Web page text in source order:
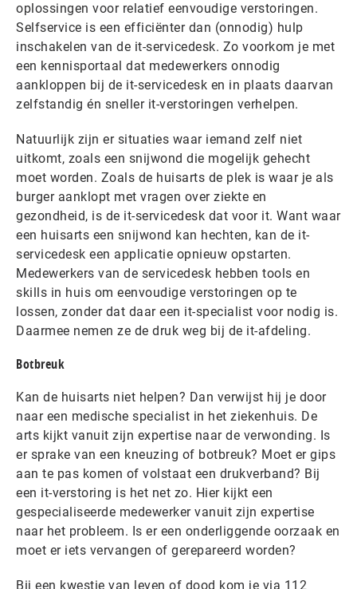
oplossingen voor relatief eenvoudige verstoringen.
Selfservice is een efficiënter dan (onnodig) hulp
inschakelen van de it-servicedesk. Zo voorkom je met
een kennisportaal dat medewerkers onnodig
aankloppen bij de it-servicedesk en in plaats daarvan
zelfstandig én sneller it-verstoringen verhelpen.
Natuurlijk zijn er situaties waar iemand zelf niet
uitkomt, zoals een snijwond die mogelijk gehecht
moet worden. Zoals de huisarts de plek is waar je als
burger aanklopt met vragen over ziekte en
gezondheid, is de it-servicedesk dat voor it. Want waar
een huisarts een snijwond kan hechten, kan de it-
servicedesk een applicatie opnieuw opstarten.
Medewerkers van de servicedesk hebben tools en
skills in huis om eenvoudige verstoringen op te
lossen, zonder dat daar een it-specialist voor nodig is.
Daarmee nemen ze de druk weg bij de it-afdeling.
Botbreuk
Kan de huisarts niet helpen? Dan verwijst hij je door
naar een medische specialist in het ziekenhuis. De
arts kijkt vanuit zijn expertise naar de verwonding. Is
er sprake van een kneuzing of botbreuk? Moet er gips
aan te pas komen of volstaat een drukverband? Bij
een it-verstoring is het net zo. Hier kijkt een
gespecialiseerde medewerker vanuit zijn expertise
naar het probleem. Is er een onderliggende oorzaak en
moet er iets vervangen of gerepareerd worden?
Bij een kwestie van leven of dood kom je via 112